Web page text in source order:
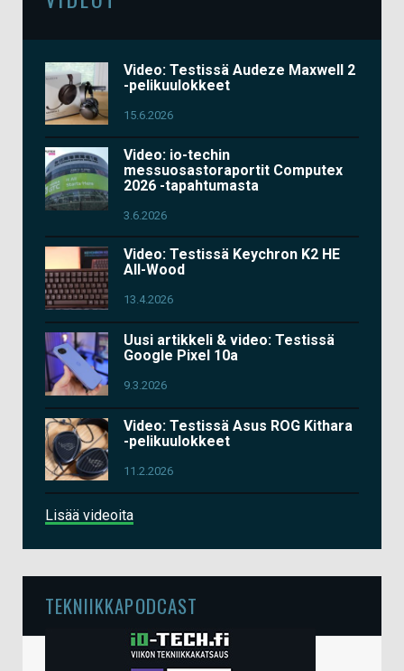
Video: Testissä Audeze Maxwell 2
-pelikuulokkeet
15.6.2026
Video: io-techin
messuosastoraportit Computex
2026 -tapahtumasta
3.6.2026
Video: Testissä Keychron K2 HE
All-Wood
13.4.2026
Uusi artikkeli & video: Testissä
Google Pixel 10a
9.3.2026
Video: Testissä Asus ROG Kithara
-pelikuulokkeet
11.2.2026
Lisää videoita
TEKNIIKKAPODCAST